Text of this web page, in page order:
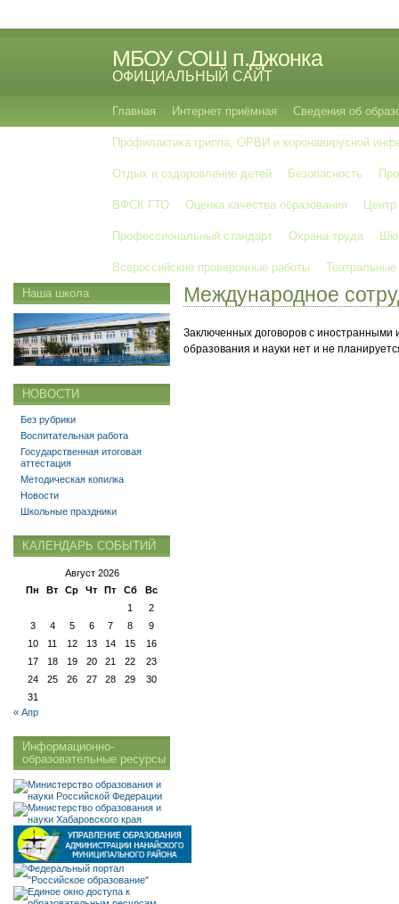
МБОУ СОШ п.Джонка
ОФИЦИАЛЬНЫЙ САЙТ
Главная Интернет приёмная Сведения об
Профилактика гриппа, ОРВИ и коронавирусной
Отдых и оздоровление детей Безопасность
ВФСК ГТО Оценка качества образования Центр
Профессиональный стандарт Охрана труда
Всероссийские проверочные работы Театральные
Международное
Заключенных договоров с
образования и науки нет и не
Наша школа
НОВОСТИ
Без рубрики
Воспитательная работа
Государственная итоговая
аттестация
Методическая копилка
Новости
Школьные праздники
КАЛЕНДАРЬ СОБЫТИЙ
Август 2026
Пн
Вт Ср Чт Пт Сб
Вс
1
2
3
4 5 6 7 8
9
10
11 12 13 14 15
16
17
18 19 20 21 22
23
24
25 26 27 28 29
30
31
« Апр
Информационно-
образовательные ресурсы